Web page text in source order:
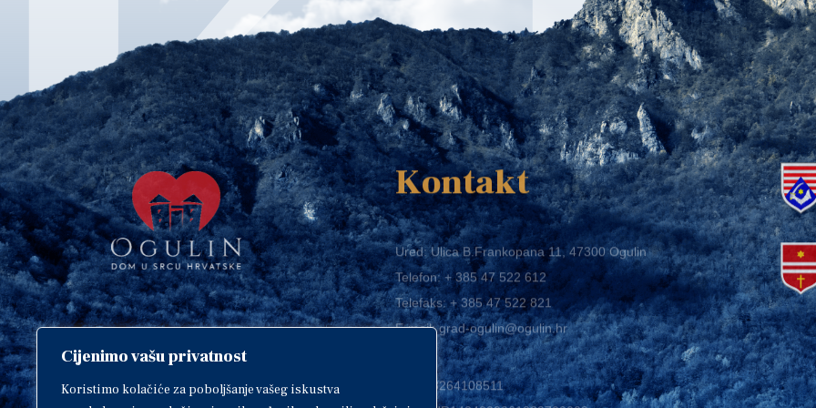
Cijenimo vašu privatnost
Koristimo kolačiće za poboljšanje vašeg iskustva
Copyright © 2018. Grad Ogulin,
sva prava pridržana.
Kontakt
Ured: Ulica B.Frankopana 11, 47300 Ogulin
Telefon:+ 385 47 522 612
Telefaks:+ 385 47 522 821
E-mail:grad-ogulin@ogulin.hr
OIB: 58264108511
IBAN: HR1424020061829700009